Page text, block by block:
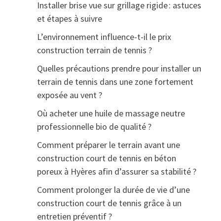
Installer brise vue sur grillage rigide : astuces
et étapes à suivre
L’environnement influence-t-il le prix
construction terrain de tennis ?
Quelles précautions prendre pour installer un
terrain de tennis dans une zone fortement
exposée au vent ?
Où acheter une huile de massage neutre
professionnelle bio de qualité ?
Comment préparer le terrain avant une
construction court de tennis en béton
poreux à Hyères afin d’assurer sa stabilité ?
Comment prolonger la durée de vie d’une
construction court de tennis grâce à un
entretien préventif ?